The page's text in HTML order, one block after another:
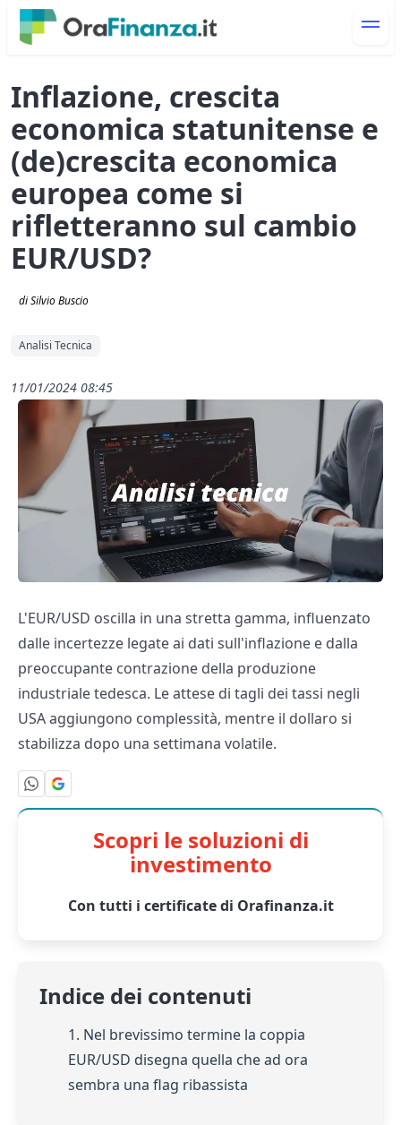
Inflazione, crescita
economica statunitense e
(de)crescita economica
europea come si
rifletteranno sul cambio
EUR/USD?
di Silvio Buscio
Analisi Tecnica
11/01/2024 08:45
L'EUR/USD oscilla in una stretta gamma, influenzato
dalle incertezze legate ai dati sull'inflazione e dalla
preoccupante contrazione della produzione
industriale tedesca. Le attese di tagli dei tassi negli
USA aggiungono complessità, mentre il dollaro si
stabilizza dopo una settimana volatile.
Scopri le soluzioni di
investimento
Con tutti i certificate di Orafinanza.it
Indice dei contenuti
1. Nel brevissimo termine la coppia
EUR/USD disegna quella che ad ora
sembra una flag ribassista